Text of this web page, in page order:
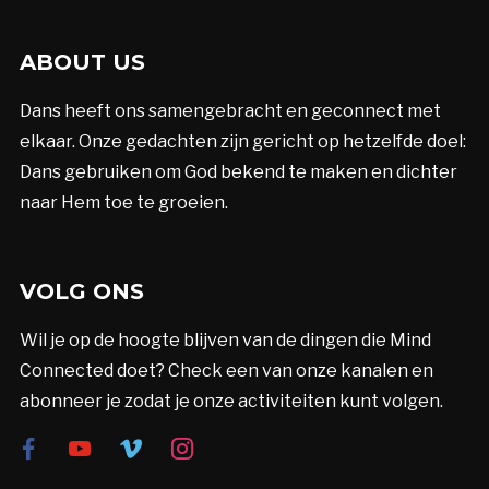
ABOUT US
Dans heeft ons samengebracht en geconnect met
elkaar. Onze gedachten zijn gericht op hetzelfde doel:
Dans gebruiken om God bekend te maken en dichter
naar Hem toe te groeien.
VOLG ONS
Wil je op de hoogte blijven van de dingen die Mind
Connected doet? Check een van onze kanalen en
abonneer je zodat je onze activiteiten kunt volgen.
facebookyoutubevimeo instagram